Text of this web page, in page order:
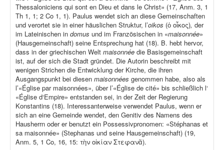
Thessaloniciens qui sont en Dieu et dans le Christ» (17, Anm. 3, 1
Th 1, 1; 2 Co 1, 1). Paulus wendet sich an diese Gemeinschaften
und verortet sie in einer häuslichen Struktur, l’oikos (ὁ οἶκος), der
im Lateinischen in domus und im Französischen in «maisonnée»
(Hausgemeinschaft) seine Entsprechung hat (18). B. hebt hervor,
dass in der griechischen Welt maisonnée die Basisgemeinschaft
ist, auf der sich die Stadt gründet. Die Autorin beschreibt mit
wenigen Strichen die Entwicklung der Kirche, die ihren
Ausgangspunkt bei diesen maisonnées genommen habe, also als
l’«Église par maisonnées», über l’«Église de cité» bis schließlich l‘
«Église d‘Empire» entstanden sei, in der Zeit der Regierung
Konstantins (18). Interessanterweise verwendet Paulus, wenn er
sich an eine Gemeinde wendet, den Genitiv des Namens des
Hausherrn oder er benutzt ein Possessivpronomen: «Stéphanas et
sa maisonnée» (Stephanas und seine Hausgemeinschaft) (19,
Anm. 5, 1 Co, 16, 15: τὴν οἰκίαν Στεφανᾶ).